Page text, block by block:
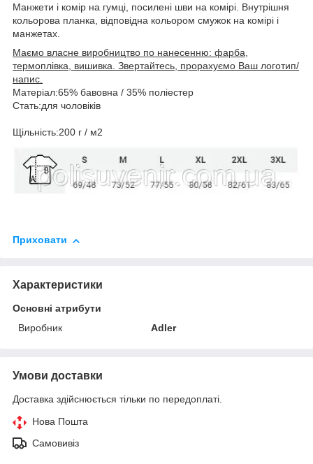
Манжети і комір на гумці, посилені шви на комірі. Внутрішня
кольорова планка, відповідна кольором смужок на комірі і
манжетах.
Маємо власне виробництво по нанесенню: фарба,
термоплівка, вишивка. Звертайтесь, прорахуємо Ваш логотип/
напис.
Матеріал:65% бавовна / 35% поліестер
Стать:для чоловіків
Щільність:200 г / м2
Приховати
Характеристики
Основні атрибути
Виробник
Adler
Умови доставки
Доставка здійснюється тільки по передоплаті.
Нова Пошта
Самовивіз